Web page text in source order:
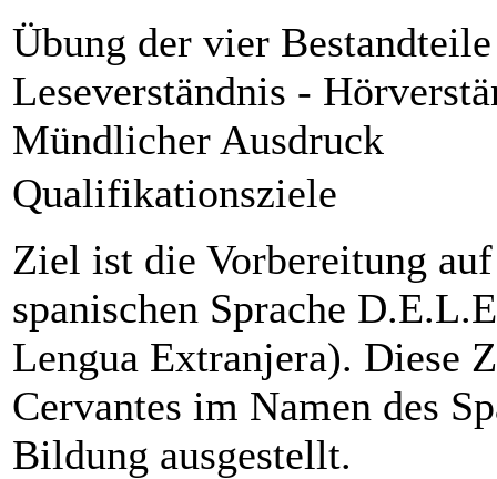
Übung der vier
Leseverständnis -
Mündlicher Ausdruck
Qualifikationsziele
Ziel ist die Vorbereitung
spanischen Sprache
Lengua Extranjera). Diese
Cervantes im Namen des
Bildung ausgestellt.